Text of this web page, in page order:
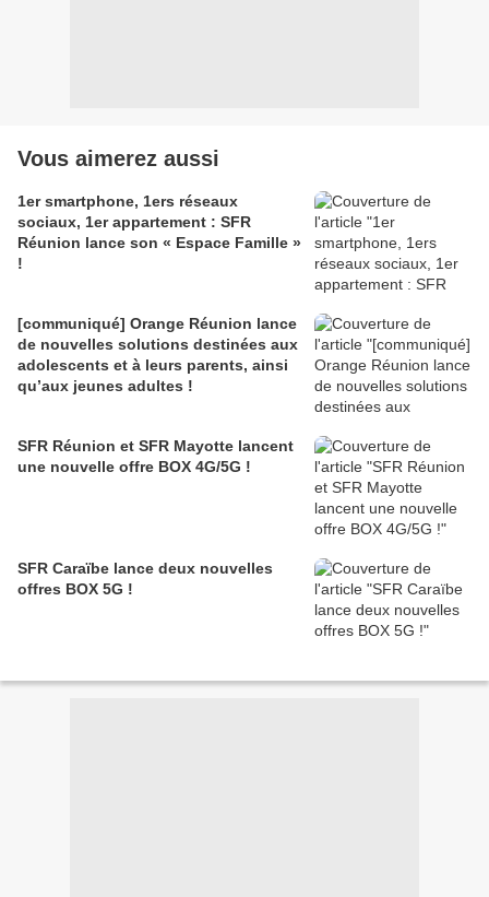
Vous aimerez aussi
1er smartphone, 1ers réseaux
sociaux, 1er appartement : SFR
Réunion lance son « Espace Famille »
!
[communiqué] Orange Réunion lance
de nouvelles solutions destinées aux
adolescents et à leurs parents, ainsi
qu’aux jeunes adultes !
SFR Réunion et SFR Mayotte lancent
une nouvelle offre BOX 4G/5G !
SFR Caraïbe lance deux nouvelles
offres BOX 5G !